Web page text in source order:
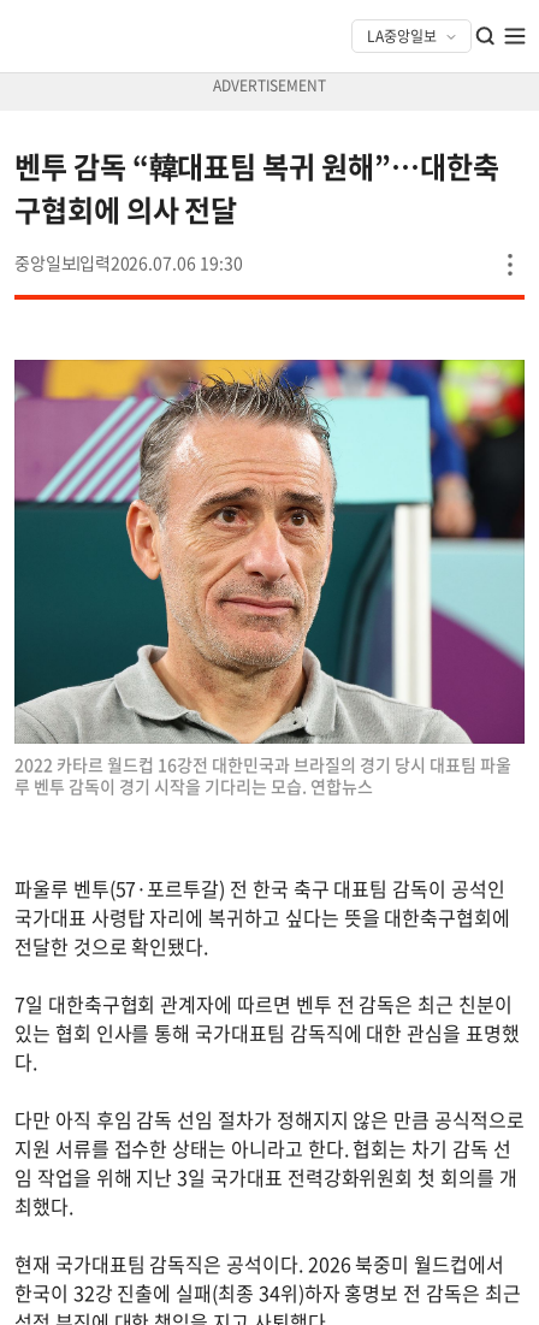
벤투 감독 “韓대표팀 복귀 원해”…대한축
구협회에 의사 전달
중앙일보 2026.07.06 19:30
2022 카타르 월드컵 16강전 대한민국과 브라질의 경기 당시 대표팀 파울
루 벤투 감독이 경기 시작을 기다리는 모습. 연합뉴스
파울루 벤투(57·포르투갈) 전 한국 축구 대표팀 감독이 공석인
국가대표 사령탑 자리에 복귀하고 싶다는 뜻을 대한축구협회에
전달한 것으로 확인됐다.
7일 대한축구협회 관계자에 따르면 벤투 전 감독은 최근 친분이
있는 협회 인사를 통해 국가대표팀 감독직에 대한 관심을 표명했
다.
다만 아직 후임 감독 선임 절차가 정해지지 않은 만큼 공식적으로
지원 서류를 접수한 상태는 아니라고 한다. 협회는 차기 감독 선
임 작업을 위해 지난 3일 국가대표 전력강화위원회 첫 회의를 개
최했다.
현재 국가대표팀 감독직은 공석이다. 2026 북중미 월드컵에서
한국이 32강 진출에 실패(최종 34위)하자 홍명보 전 감독은 최근